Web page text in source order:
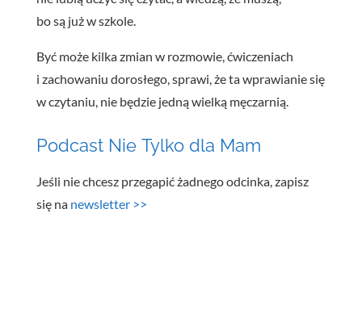
bo są już w szkole.
Być może kilka zmian w rozmowie, ćwiczeniach
i zachowaniu dorosłego, sprawi, że ta wprawianie się
w czytaniu, nie będzie jedną wielką męczarnią.
Podcast Nie Tylko dla Mam
Jeśli nie chcesz przegapić żadnego odcinka, zapisz
się na newsletter >>